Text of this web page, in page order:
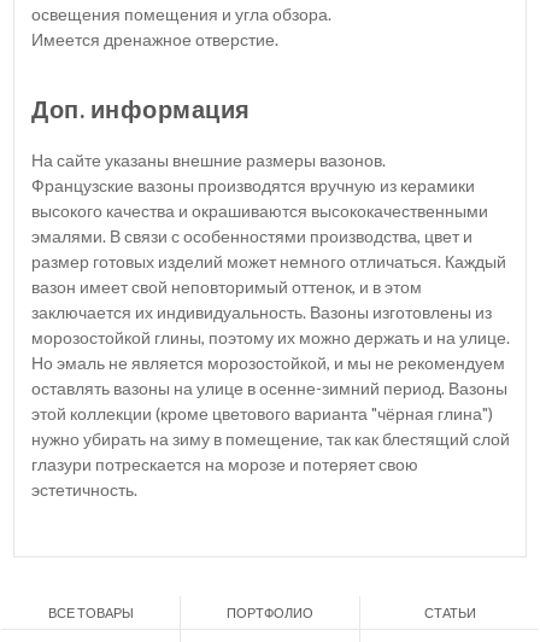
освещения помещения и угла обзора.
Имеется дренажное отверстие.
Доп. информация
На сайте указаны внешние размеры вазонов.
Французские вазоны производятся вручную из керамики
высокого качества и окрашиваются высококачественными
эмалями. В связи с особенностями производства, цвет и
размер готовых изделий может немного отличаться. Каждый
вазон имеет свой неповторимый оттенок, и в этом
заключается их индивидуальность. Вазоны изготовлены из
морозостойкой глины, поэтому их можно держать и на улице.
Но эмаль не является морозостойкой, и мы не рекомендуем
оставлять вазоны на улице в осенне-зимний период. Вазоны
этой коллекции (кроме цветового варианта "чёрная глина")
нужно убирать на зиму в помещение, так как блестящий слой
глазури потрескается на морозе и потеряет свою
эстетичность.
ВСЕ ТОВАРЫ ПОРТФОЛИО СТАТЬИ